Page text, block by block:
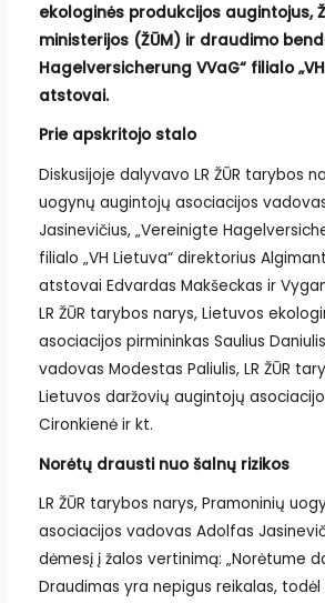
ekologinės produkcijos augintojus,
ministerijos (ŽŪM) ir draudimo
Hagelversicherung VVaG“ filialo
atstovai.
Prie apskritojo stalo
Diskusijoje dalyvavo LR ŽŪR tarybos
uogynų augintojų asociacijos
Jasinevičius, „Vereinigte
filialo „VH Lietuva“ direktorius
atstovai Edvardas Makšeckas ir
LR ŽŪR tarybos narys, Lietuvos
asociacijos pirmininkas Saulius
vadovas Modestas Paliulis, LR ŽŪR
Lietuvos daržovių augintojų
Cironkienė ir kt.
Norėtų drausti nuo šalnų rizikos
LR ŽŪR tarybos narys, Pramoninių
asociacijos vadovas Adolfas
dėmesį į žalos vertinimą: „Norėtume
Draudimas yra nepigus reikalas, todėl